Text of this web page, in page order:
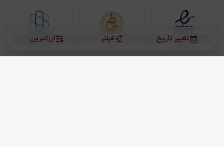
ارزانترین فیلتر تغییر تاریخ